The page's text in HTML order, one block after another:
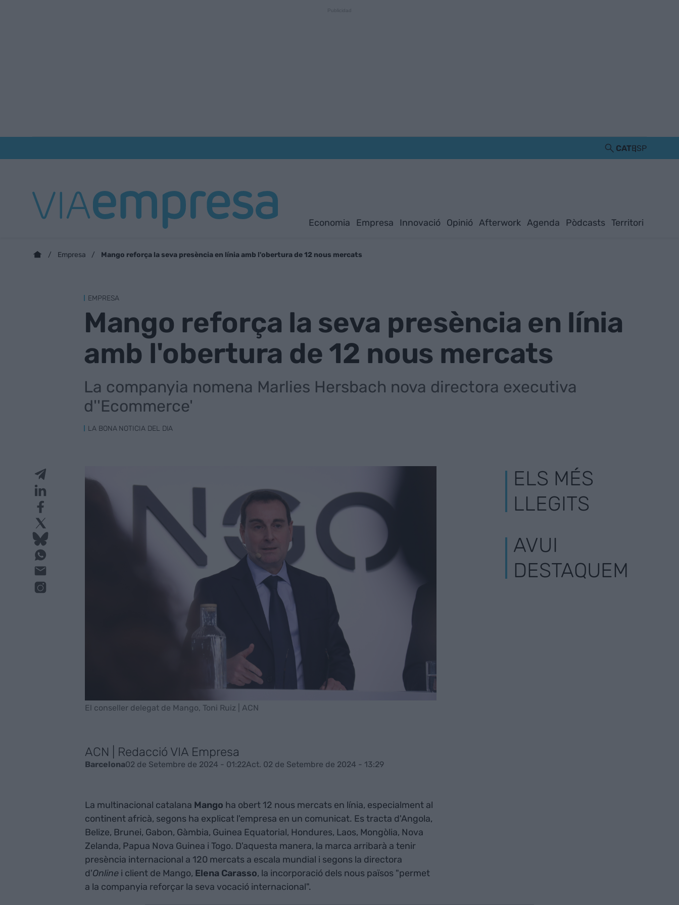
CATESP
Economia Empresa Innovació Opinió Afterwork Agenda Pòdcasts Territori
Empresa Mango reforça la seva presència en línia amb l'obertura de 12 nous mercats
EMPRESA
Mango reforça la seva presència en línia
amb l'obertura de 12 nous mercats
La companyia nomena Marlies Hersbach nova directora executiva
d''Ecommerce'
LA BONA NOTICIA DEL DIA
El conseller delegat de Mango, Toni Ruiz | ACN
ACN | Redacció VIA Empresa
Barcelona02 de Setembre de 2024 - 01:22Act. 02 de Setembre de 2024 - 13:29
La multinacional catalana Mango ha obert 12 nous mercats en línia, especialment al
continent africà, segons ha explicat l'empresa en un comunicat. Es tracta d'Angola,
Belize, Brunei, Gabon, Gàmbia, Guinea Equatorial, Hondures, Laos, Mongòlia, Nova
Zelanda, Papua Nova Guinea i Togo. D'aquesta manera, la marca arribarà a tenir
presència internacional a 120 mercats a escala mundial i segons la directora
d'Onlinei client de Mango, Elena Carasso, la incorporació dels nous països "permet
a la companyia reforçar la seva vocació internacional".
ELS MÉS
LLEGITS
AVUI
DESTAQUEM